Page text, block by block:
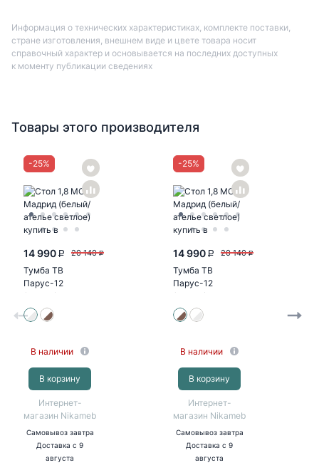
Информация о технических характеристиках, комплекте поставки,
стране изготовления, внешнем виде и цвете товара носит
справочный характер и основывается на последних доступных
к моменту публикации сведениях
Товары этого производителя
-25%
14 990 P 20 140 P
Тумба ТВ
Парус-12
(белый/дуб
канадский)
В наличии
В корзину
Интернет-
магазин Nikameb
Самовывоз завтра
Доставка с 9
августа
-25%
14 990 P 20 140 P
Тумба ТВ
Парус-12
(белый/палермо
бруно)
В наличии
В корзину
Интернет-
магазин Nikameb
Самовывоз завтра
Доставка с 9
августа